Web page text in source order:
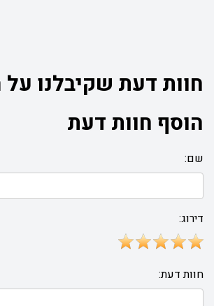
חוות דעת שקיבלנו
הוסף חוות דעת
שם:
דירוג:
חוות דעת: